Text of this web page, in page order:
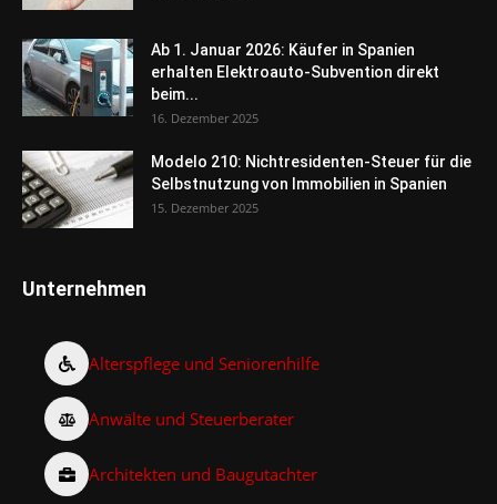
Ab 1. Januar 2026: Käufer in Spanien
erhalten Elektroauto-Subvention direkt
beim...
16. Dezember 2025
Modelo 210: Nichtresidenten-Steuer für die
Selbstnutzung von Immobilien in Spanien
15. Dezember 2025
Unternehmen
Alterspflege und Seniorenhilfe
Anwälte und Steuerberater
Architekten und Baugutachter